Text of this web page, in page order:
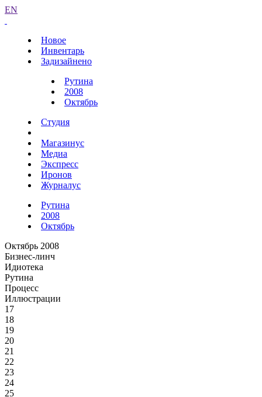
EN
Новое
Инвентарь
Задизайнено
Рутина
2008
Октябрь
Студия
Магазинус
Медиа
Экспресс
Иронов
Журналус
Рутина
2008
Октябрь
Октябрь 2008
Бизнес-линч
Идиотека
Рутина
Процесс
Иллюстрации
17
18
19
20
21
22
23
24
25